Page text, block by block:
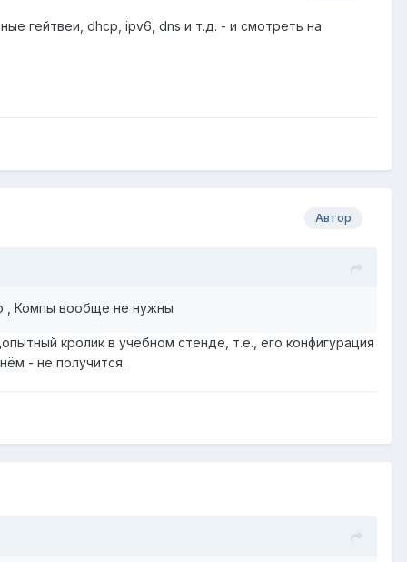
гейтвеи, dhcp, ipv6, dns и т.д. - и смотреть на
Автор
, Компы вообще не нужны
кролик в учебном стенде, т.е., его конфигурация
- не получится.